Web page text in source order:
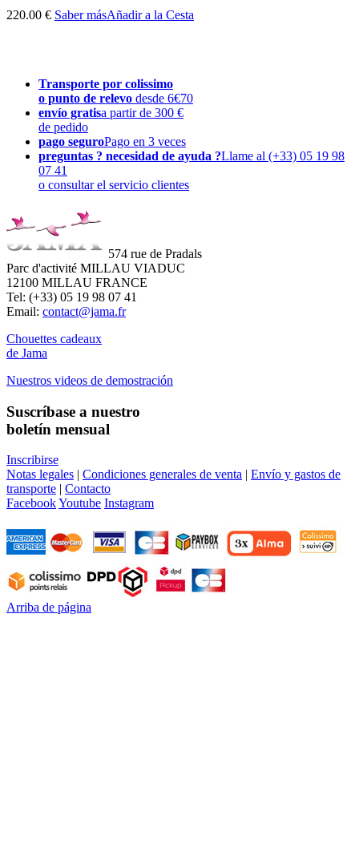
220.00 € Saber másAñadir a la Cesta
Transporte por colissimo
o punto de relevo desde 6€70
envío gratisa partir de 300 €
de pedido
pago seguroPago en 3 veces
preguntas ? necesidad de ayuda ?Llame al (+33) 05 19 98
07 41
o consultar el servicio clientes
574 rue de Pradals
Parc d'activité MILLAU VIADUC
12100 MILLAU FRANCE
Tel: (+33) 05 19 98 07 41
Email: contact@jama.fr
Chouettes cadeaux
de Jama
Nuestros videos de demostración
Suscríbase a nuestro
boletín mensual
Inscribirse
Notas legales | Condiciones generales de venta | Envío y gastos de
transporte | Contacto
FacebookYoutube Instagram
Arriba de página